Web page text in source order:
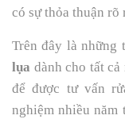
có sự thỏa thuận
Trên đây là những
lụa dành cho tất
để được tư vấn
nghiệm nhiều năm